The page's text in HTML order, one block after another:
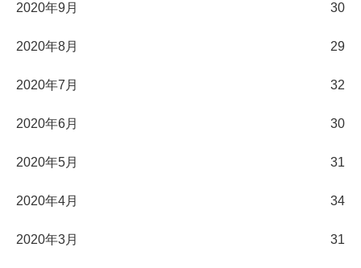
2020年9月 30
2020年8月 29
2020年7月 32
2020年6月 30
2020年5月 31
2020年4月 34
2020年3月 31